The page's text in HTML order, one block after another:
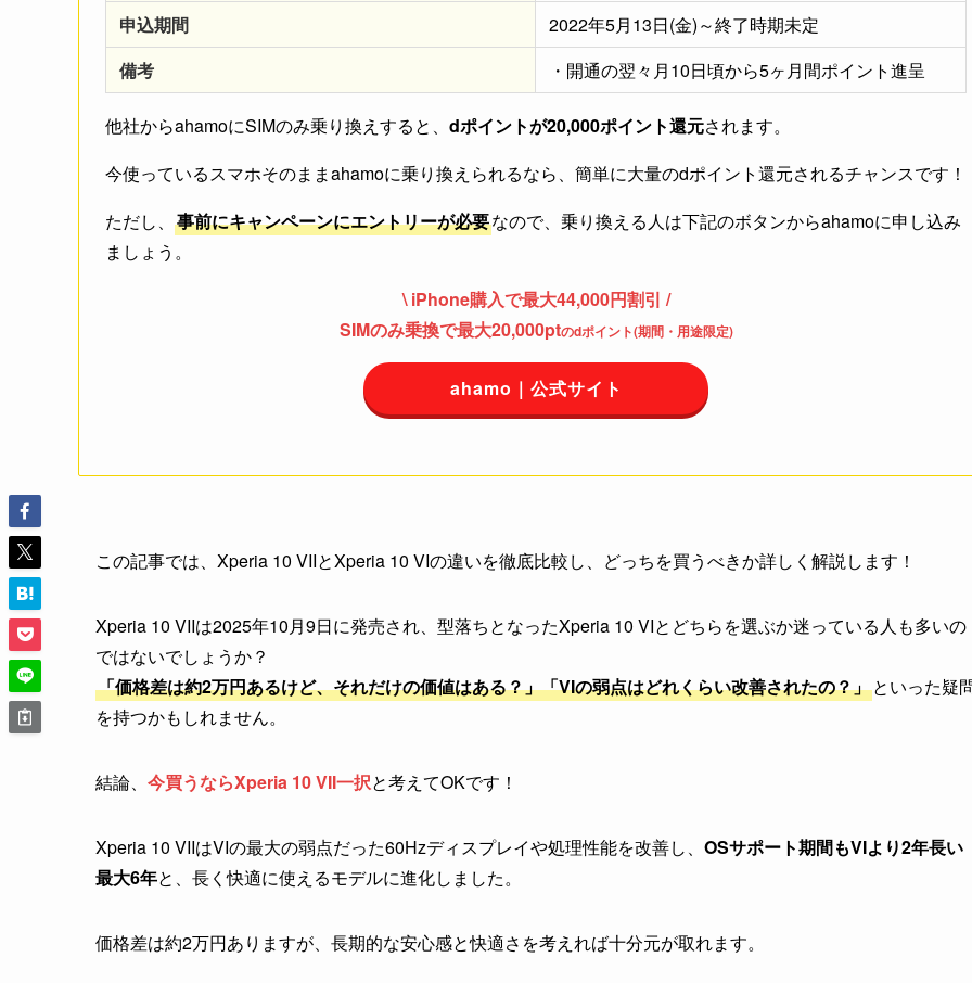
申込期間
2022年5月13日(金)～終了時期未定
備考
・開通の翌々月10日頃から5ヶ月間ポイント進呈
他社からahamoにSIMのみ乗り換えすると、 dポイントが20,000ポイント還元されます。
今使っているスマホそのままahamoに乗り換えられるなら、簡単に大量のdポイント還元されるチャンスです！
ただし、 事前にキャンペーンにエントリーが必要なので、乗り換える人は下記のボタンからahamoに申し込み
ましょう。
\ iPhone購入で最大44,000円割引 /
SIMのみ乗換で最大20,000ptのdポイント(期間・用途限定)
ahamo｜公式サイト
この記事では、Xperia 10 VIIとXperia 10 VIの違いを徹底比較し、どっちを買うべきか詳しく解説します！
Xperia 10 VIIは2025年10月9日に発売され、型落ちとなったXperia 10 VIとどちらを選ぶか迷っている人も多いの
ではないでしょうか？
「価格差は約2万円あるけど、それだけの価値はある？」「VIの弱点はどれくらい改善されたの？」といった疑
を持つかもしれません。
結論、 今買うならXperia 10 VII一択と考えてOKです！
Xperia 10 VIIはVIの最大の弱点だった60Hzディスプレイや処理性能を改善し、 OSサポート期間もVIより2年長い
最大6年と、長く快適に使えるモデルに進化しました。
価格差は約2万円ありますが、長期的な安心感と快適さを考えれば十分元が取れます。